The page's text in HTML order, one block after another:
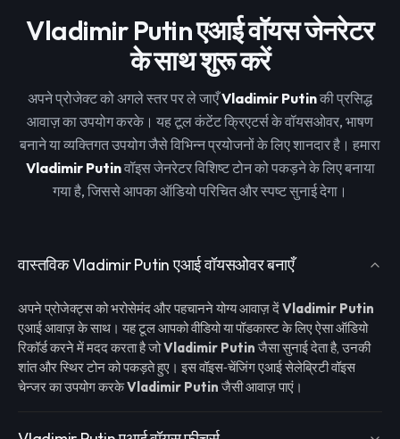
Vladimir Putin एआई वॉयस जेनरेटर
के साथ शुरू करें
अपने प्रोजेक्ट को अगले स्तर पर ले जाएँVladimir Putinकी प्रसिद्ध
आवाज़ का उपयोग करके। यह टूल कंटेंट क्रिएटर्स के वॉयसओवर, भाषण
बनाने या व्यक्तिगत उपयोग जैसे विभिन्न प्रयोजनों के लिए शानदार है। हमारा
Vladimir Putinवॉइस जेनरेटर विशिष्ट टोन को पकड़ने के लिए बनाया
गया है, जिससे आपका ऑडियो परिचित और स्पष्ट सुनाई देगा।
वास्तविक Vladimir Putin एआई वॉयसओवर बनाएँ
अपने प्रोजेक्ट्स को भरोसेमंद और पहचानने योग्य आवाज़ देंVladimir Putin
एआई आवाज़ के साथ। यह टूल आपको वीडियो या पॉडकास्ट के लिए ऐसा ऑडियो
रिकॉर्ड करने में मदद करता है जोVladimir Putinजैसा सुनाई देता है, उनकी
शांत और स्थिर टोन को पकड़ते हुए। इस वॉइस‑चेंजिंग एआई सेलेब्रिटी वॉइस
चेन्जर का उपयोग करकेVladimir Putinजैसी आवाज़ पाएं।